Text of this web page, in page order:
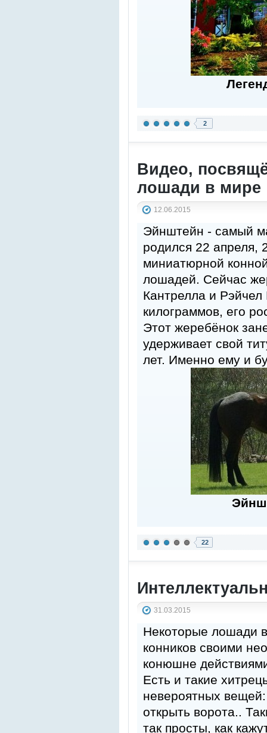
2
Видео,
лошади в мире
12.06.2015
Эйнштейн - самый
родился 22 апреля,
миниатюрной
лошадей. Сейчас
Кантрелла и
килограммов, его
Этот жеребёнок
удерживает свой
лет. Именно ему и
22
31.03.2015
Некоторые лошади
конников своими
конюшне
Есть и такие
невероятных вещей:
открыть ворота..
так просты, как